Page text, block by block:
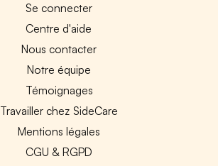
Se connecter
Centre d'aide
Nous contacter
Notre équipe
Témoignages
Travailler chez SideCare
Mentions légales
CGU & RGPD